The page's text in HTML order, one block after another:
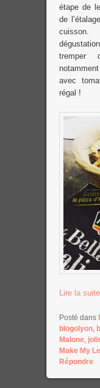
étape de
de
tremper
avec
régal !
Lire la suite
Posté dans
blogolyon,
Malone,
Make My
Répondre